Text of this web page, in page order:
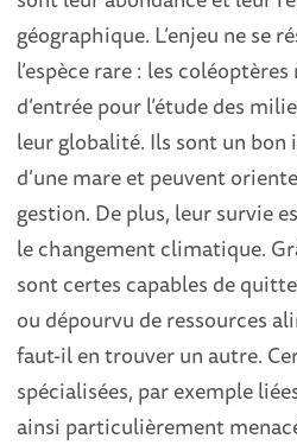
géographique. L’enjeu ne se
l’espèce rare : les
d’entrée pour l’étude des
leur globalité. Ils sont un bon
d’une mare et peuvent
gestion. De plus, leur survie
le changement climatique.
sont certes capables de
ou dépourvu de ressources
faut-il en trouver un autre.
spécialisées, par exemple
ainsi particulièrement